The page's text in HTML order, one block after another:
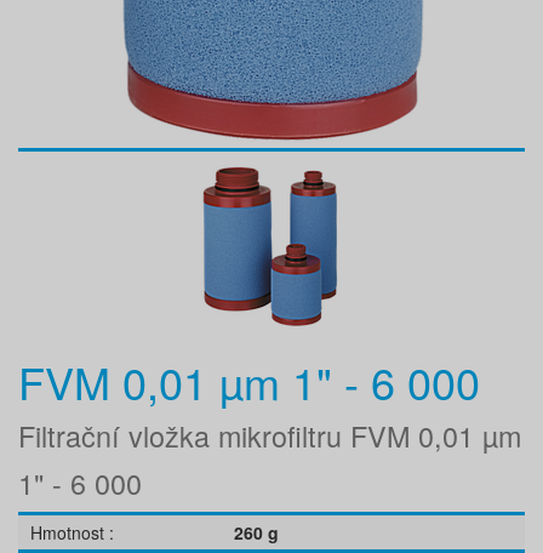
FVM 0,01 µm 1" - 6 000
Filtrační vložka mikrofiltru FVM 0,01 µm
1" - 6 000
Hmotnost
260 g